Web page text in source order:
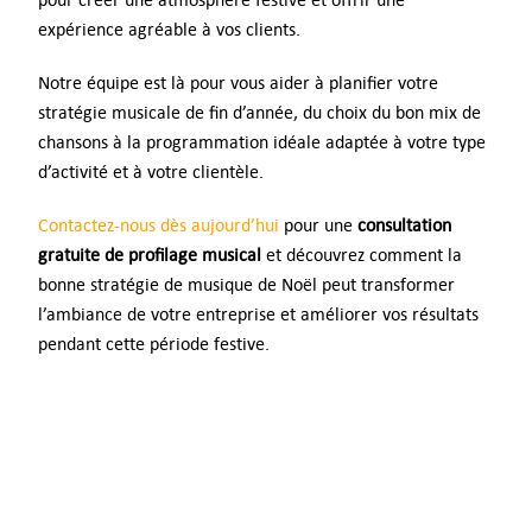
expérience agréable à vos clients.
Notre équipe est là pour vous aider à planifier votre
stratégie musicale de fin d’année, du choix du bon mix de
chansons à la programmation idéale adaptée à votre type
d’activité et à votre clientèle.
Contactez-nous dès aujourd’hui pour une consultation
gratuite de profilage musical et découvrez comment la
bonne stratégie de musique de Noël peut transformer
l’ambiance de votre entreprise et améliorer vos résultats
pendant cette période festive.